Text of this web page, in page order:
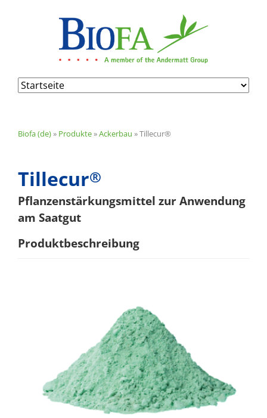
Navigation
überspringen
Biofa (de)» Produkte»Ackerbau »Tillecur®
Tillecur®
Pflanzenstärkungsmittel zur Anwendung
am Saatgut
Produktbeschreibung